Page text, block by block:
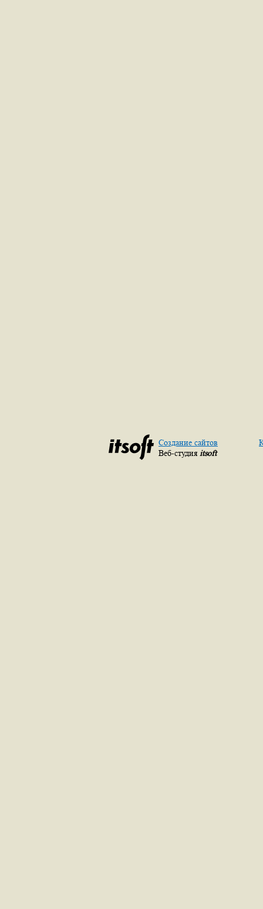
Создание сайтов
Веб-студия itsoft